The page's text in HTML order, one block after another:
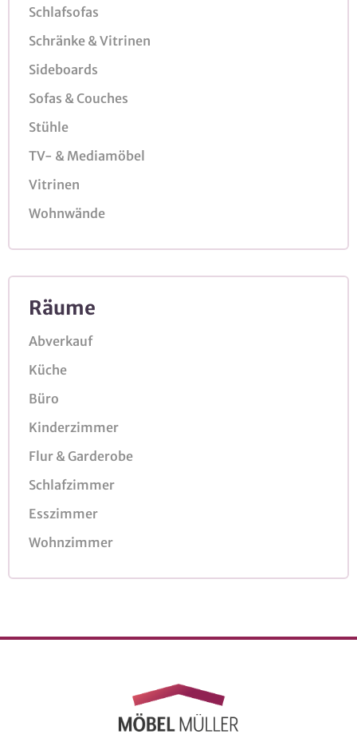
Schlafsofas
Schränke & Vitrinen
Sideboards
Sofas & Couches
Stühle
TV- & Mediamöbel
Vitrinen
Wohnwände
Räume
Abverkauf
Küche
Büro
Kinderzimmer
Flur & Garderobe
Schlafzimmer
Esszimmer
Wohnzimmer